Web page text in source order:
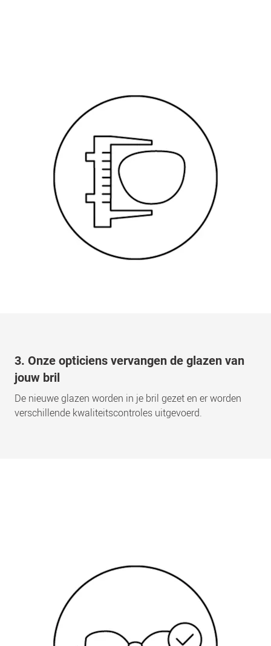
3. Onze opticiens vervangen de glazen van
jouw bril
De nieuwe glazen worden in je bril gezet en er worden
verschillende kwaliteitscontroles uitgevoerd.